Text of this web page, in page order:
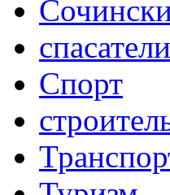
спасатели
Спорт